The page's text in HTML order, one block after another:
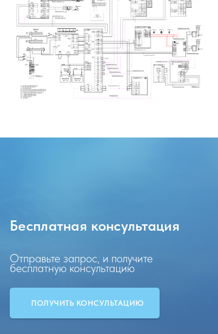
Бесплатная консультация
Отправьте запрос, и получите
бесплатную консультацию
ПОЛУЧИТЬ КОНСУЛЬТАЦИЮ